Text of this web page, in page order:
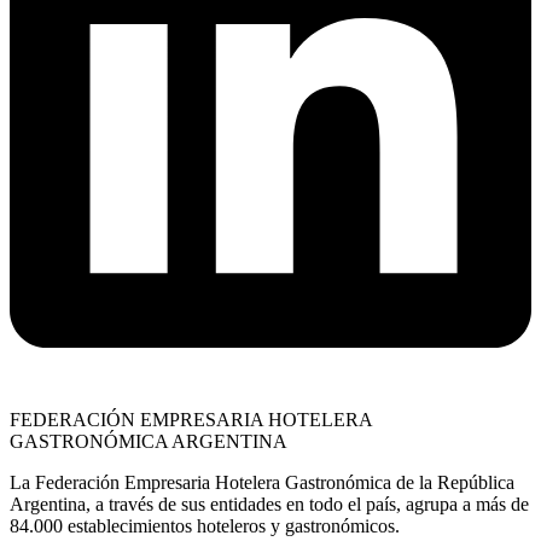
FEDERACIÓN EMPRESARIA HOTELERA
GASTRONÓMICA ARGENTINA
La Federación Empresaria Hotelera Gastronómica de la República
Argentina, a través de sus entidades en todo el país, agrupa a más de
84.000 establecimientos hoteleros y gastronómicos.